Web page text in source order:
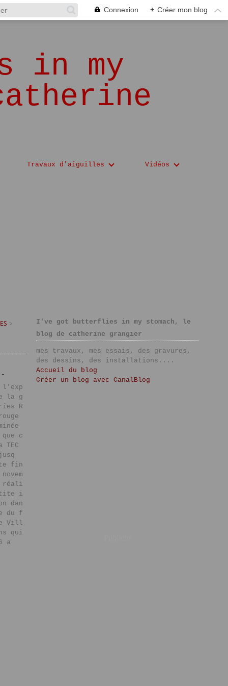
Connexion + Créer mon blog
in my
Travaux d'aiguilles Vidéos
>
l'exp
la g
R
que c
fin
i
dan
du f
Vill
qui
a
I've got butterflies in my stomach, le
blog de catherine grangier
mes travaux, mes essais, des gravures,
des dessins, des installations....
Accueil du blog
Créer un blog avec CanalBlog